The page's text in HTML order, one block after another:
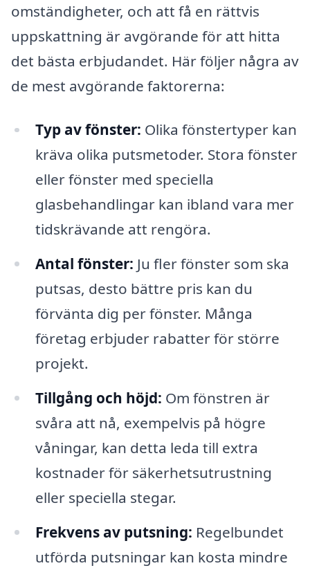
omständigheter, och att få en rättvis
uppskattning är avgörande för att hitta
det bästa erbjudandet. Här följer några av
de mest avgörande faktorerna:
Typ av fönster: Olika fönstertyper kan
kräva olika putsmetoder. Stora fönster
eller fönster med speciella
glasbehandlingar kan ibland vara mer
tidskrävande att rengöra.
Antal fönster: Ju fler fönster som ska
putsas, desto bättre pris kan du
förvänta dig per fönster. Många
företag erbjuder rabatter för större
projekt.
Tillgång och höjd: Om fönstren är
svåra att nå, exempelvis på högre
våningar, kan detta leda till extra
kostnader för säkerhetsutrustning
eller speciella stegar.
Frekvens av putsning: Regelbundet
utförda putsningar kan kosta mindre